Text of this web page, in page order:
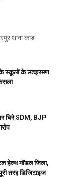
थाना कांड
के स्कूलों के उत्क्रमण
घिरे SDM, BJP
हेल्थ मॉडल जिला,
तरह डिजिटाइज